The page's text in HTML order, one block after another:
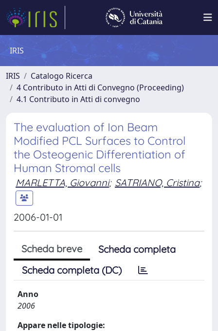
IRIS
IRIS
Catalogo Ricerca
4 Contributo in Atti di Convegno (Proceeding)
4.1 Contributo in Atti di convegno
The evaluation of Ion Beam
Modified PCL Surfaces to Control
the Osteogenic Differentiation of
Human Stromal cells
MARLETTA, Giovanni; SATRIANO, Cristina;
2006-01-01
Scheda breve
Scheda completa
Scheda completa (DC)
Anno
2006
Appare nelle tipologie: